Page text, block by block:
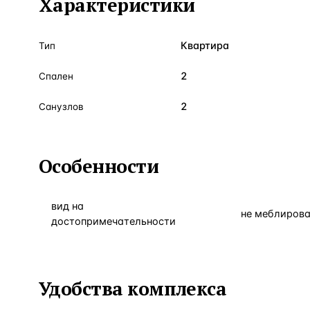
Тип Квартира
Спален 2
Санузлов 2
Особенности
вид на
достопримечательности
не
Удобства комплекса